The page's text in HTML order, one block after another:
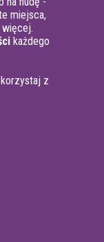
miejsca,
każdego
z